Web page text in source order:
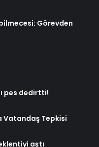
Görevden
pes dedirtti!
Vatandaş Tepkisi
aştı